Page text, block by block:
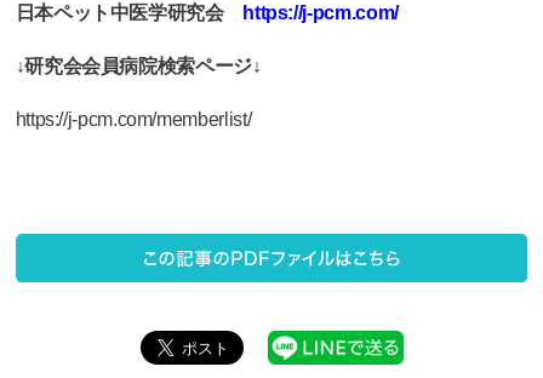
日本ペット中医学研究会 https://j-pcm.com/
↓研究会会員病院検索ページ↓
https://j-pcm.com/memberlist/